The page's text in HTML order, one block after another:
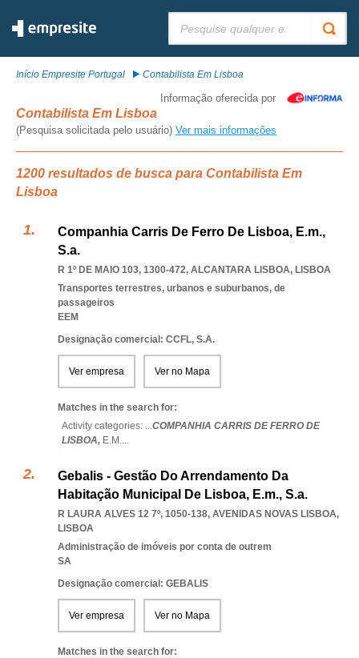
Início Empresite Portugal Contabilista Em Lisboa
Informação oferecida por
Contabilista Em Lisboa
(Pesquisa solicitada pelo usuário) Ver mais informações
1200 resultados de busca para Contabilista Em
Lisboa
Companhia Carris De Ferro De Lisboa, E.m.,
S.a.
R 1º DE MAIO 103, 1300-472, ALCANTARA LISBOA, LISBOA
Transportes terrestres, urbanos e suburbanos, de
passageiros
EEM
Designação comercial: CCFL, S.A.
Ver empresa Ver no Mapa
Matches in the search for:
Activity categories: ...COMPANHIA CARRIS DE FERRO DE
LISBOA, E.M....
Gebalis - Gestão Do Arrendamento Da
Habitação Municipal De Lisboa, E.m., S.a.
R LAURA ALVES 12 7º, 1050-138, AVENIDAS NOVAS LISBOA,
LISBOA
Administração de imóveis por conta de outrem
SA
Designação comercial: GEBALIS
Ver empresa Ver no Mapa
Matches in the search for: